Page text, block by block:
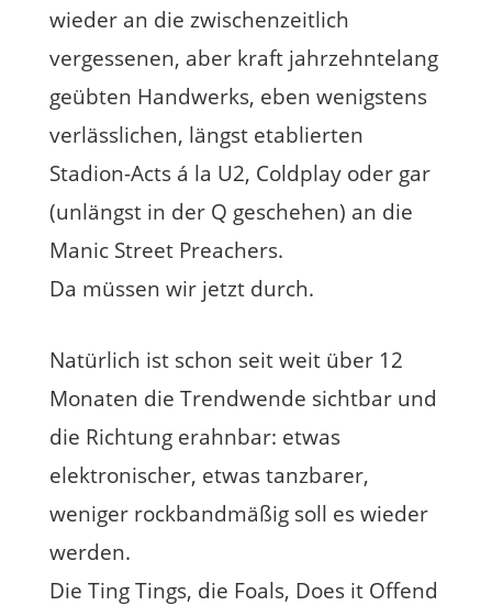
wieder an die zwischenzeitlich
vergessenen, aber kraft jahrzehntelang
geübten Handwerks, eben wenigstens
verlässlichen, längst etablierten
Stadion-Acts á la U2, Coldplay oder gar
(unlängst in der Q geschehen) an die
Manic Street Preachers.
Da müssen wir jetzt durch.
Natürlich ist schon seit weit über 12
Monaten die Trendwende sichtbar und
die Richtung erahnbar: etwas
elektronischer, etwas tanzbarer,
weniger rockbandmäßig soll es wieder
werden.
Die Ting Tings, die Foals, Does it Offend